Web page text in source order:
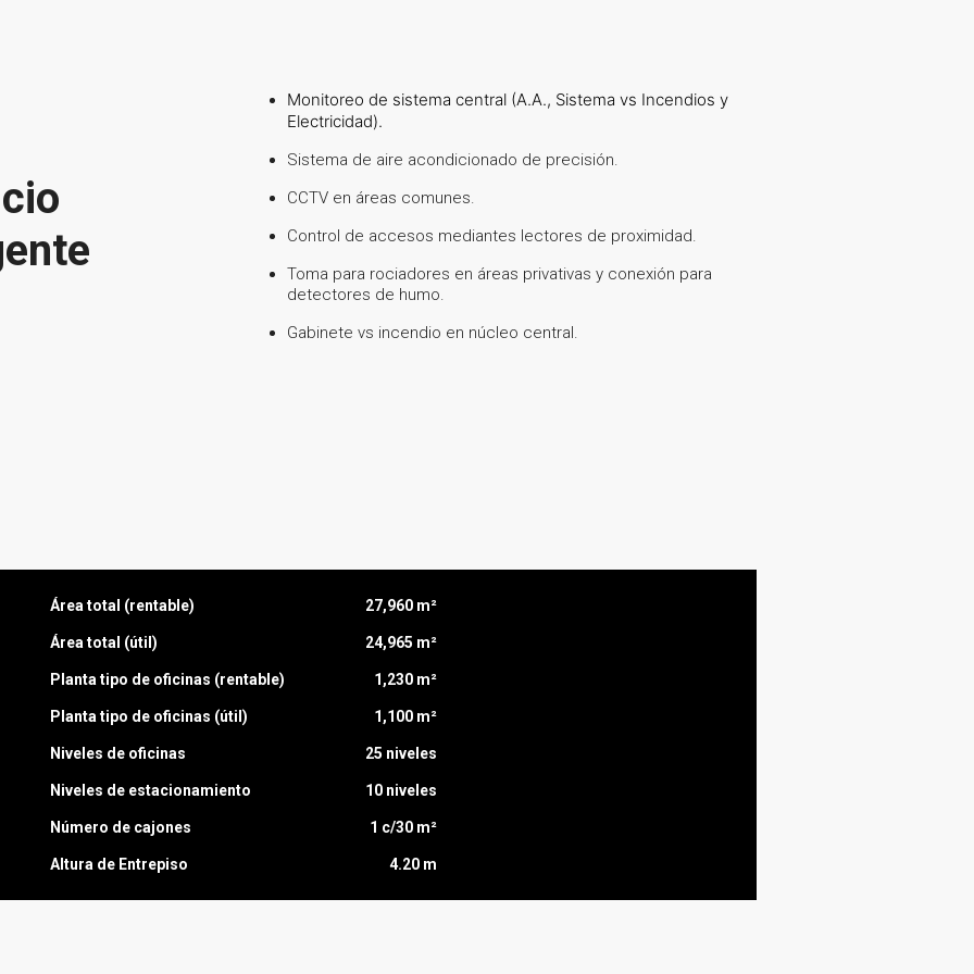
Monitoreo de sistema central (A.A., Sistema vs Incendios y
Electricidad).
Sistema de aire acondicionado de precisión.
CCTV en áreas comunes.
Control de accesos mediantes lectores de proximidad.
Toma para rociadores en áreas privativas y conexión para
detectores de humo.
Gabinete vs incendio en núcleo central.
Área total (rentable) 27,960 m²
Área total (útil) 24,965 m²
Planta tipo de oficinas (rentable) 1,230 m²
Planta tipo de oficinas (útil) 1,100 m²
Niveles de oficinas 25 niveles
Niveles de estacionamiento 10 niveles
Número de cajones 1 c/30 m²
Altura de Entrepiso 4.20 m